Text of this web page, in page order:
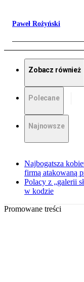
Paweł Rożyński
Zobacz również
Polecane
Najnowsze
Najbogatsza
firmą atakowaną
Polacy z „galerii
w kodzie
Promowane treści